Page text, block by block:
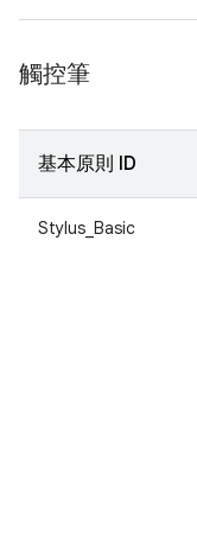
觸控筆
基本原則 ID
Stylus_Basic